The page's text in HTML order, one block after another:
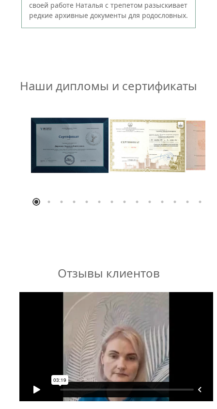
своей работе Наталья с трепетом разыскивает
редкие архивные документы для родословных.
Наши дипломы и сертификаты
Отзывы клиентов